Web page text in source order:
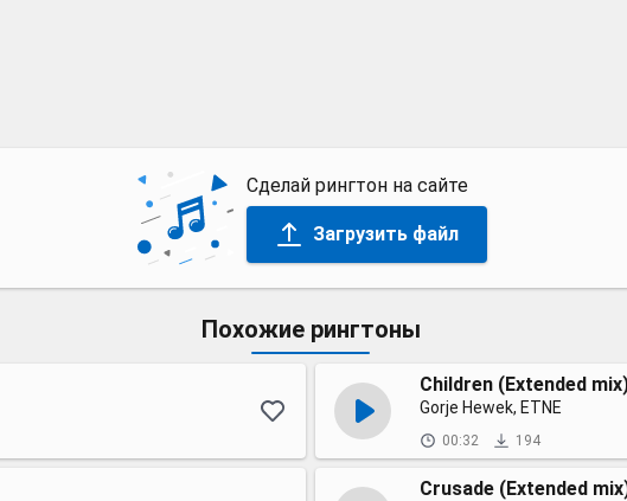
Сделай рингтон на сайте
Загрузить файл
Похожие рингтоны
Children (Extended
Gorje Hewek, ETNE
00:32 194
Crusade (Extended